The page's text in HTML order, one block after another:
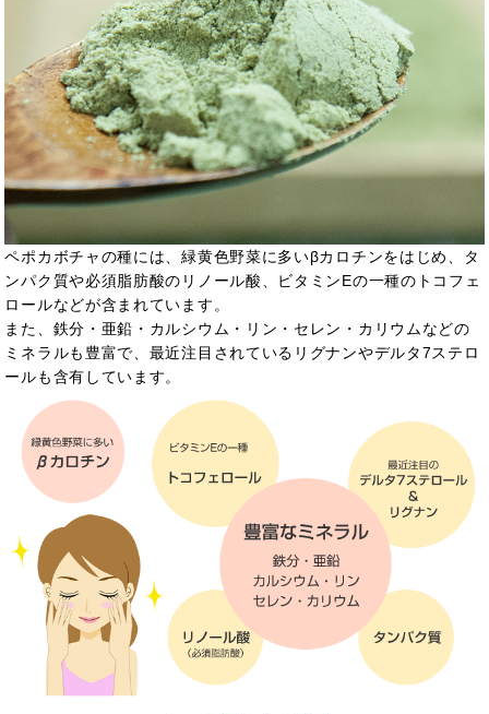
ペポカボチャの種には、緑黄色野菜に多いβカロチンをはじめ、タ
ンパク質や必須脂肪酸のリノール酸、ビタミンEの一種のトコフェ
ロールなどが含まれています。
また、鉄分・亜鉛・カルシウム・リン・セレン・カリウムなどの
ミネラルも豊富で、最近注目されているリグナンやデルタ7ステロ
ールも含有しています。